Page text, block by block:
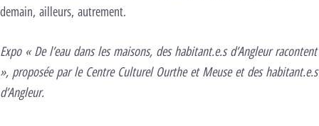
demain, ailleurs, autrement.
Expo « De l’eau dans les maisons, des habitant.e.s d’Angleur racontent
», proposée par le Centre Culturel Ourthe et Meuse et des habitant.e.s
d’Angleur.